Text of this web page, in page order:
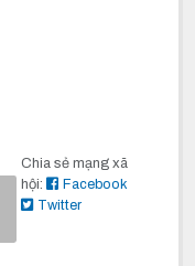
Chia sẻ mạng xã
hội:
Facebook
Twitter